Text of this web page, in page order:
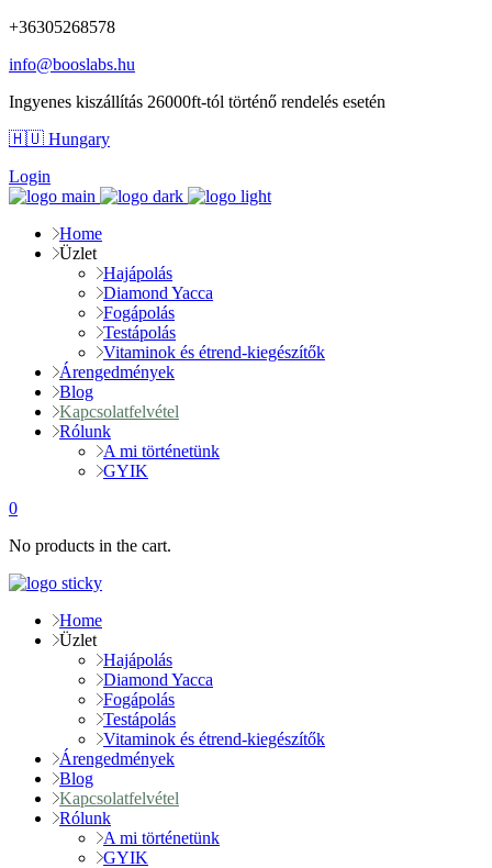
+36305268578
info@booslabs.hu
Ingyenes kiszállítás 26000ft-tól történő rendelés esetén
🇭🇺 Hungary
Login
Home
Üzlet
Hajápolás
Diamond Yacca
Fogápolás
Testápolás
Vitaminok és étrend-kiegészítők
Árengedmények
Blog
Kapcsolatfelvétel
Rólunk
A mi történetünk
GYIK
0
No products in the cart.
Home
Üzlet
Hajápolás
Diamond Yacca
Fogápolás
Testápolás
Vitaminok és étrend-kiegészítők
Árengedmények
Blog
Kapcsolatfelvétel
Rólunk
A mi történetünk
GYIK